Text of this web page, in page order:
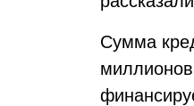
Сумма